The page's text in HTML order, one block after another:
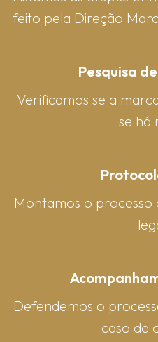
feito pela Direção
Pesquisa
Verificamos se a
se há
Montamos o processo
Defendemos o
caso de